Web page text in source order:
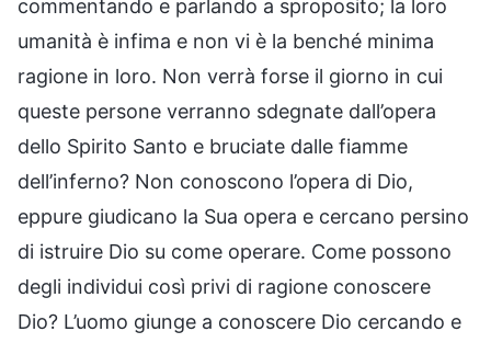
commentando e parlando a sproposito; la loro
umanità è infima e non vi è la benché minima
ragione in loro. Non verrà forse il giorno in cui
queste persone verranno sdegnate dall’opera
dello Spirito Santo e bruciate dalle fiamme
dell’inferno? Non conoscono l’opera di Dio,
eppure giudicano la Sua opera e cercano persino
di istruire Dio su come operare. Come possono
degli individui così privi di ragione conoscere
Dio? L’uomo giunge a conoscere Dio cercando e